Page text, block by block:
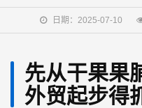
日期：2025-07-10
先从干果果
外贸起步得